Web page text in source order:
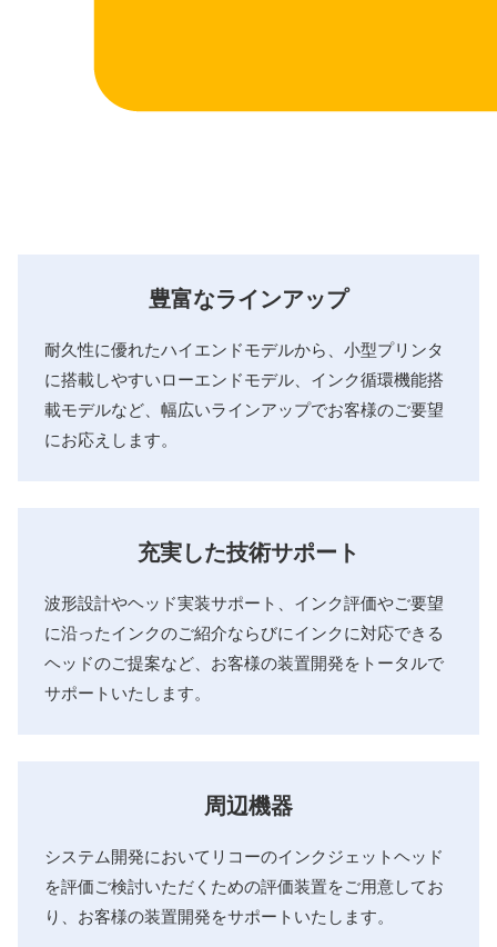
豊富なラインアップ
耐久性に優れたハイエンドモデルから、小型プリンタ
に搭載しやすいローエンドモデル、インク循環機能搭
載モデルなど、幅広いラインアップでお客様のご要望
にお応えします。
充実した技術サポート
波形設計やヘッド実装サポート、インク評価やご要望
に沿ったインクのご紹介ならびにインクに対応できる
ヘッドのご提案など、お客様の装置開発をトータルで
サポートいたします。
周辺機器
システム開発においてリコーのインクジェットヘッド
を評価ご検討いただくための評価装置をご用意してお
り、お客様の装置開発をサポートいたします。